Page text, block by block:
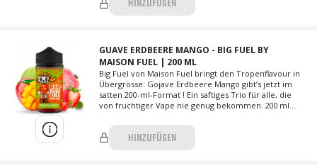
HINZUFÜGEN
GUAVE ERDBEERE MANGO - BIG FUEL BY
MAISON FUEL | 200 ML
Big Fuel von Maison Fuel bringt den Tropenflavour in
Übergrösse: Gojave Erdbeere Mango gibt’s jetzt im
satten 200-ml-Format ! Ein saftiges Trio für alle, die
von fruchtiger Vape nie genug bekommen. 200 ml...
HINZUFÜGEN